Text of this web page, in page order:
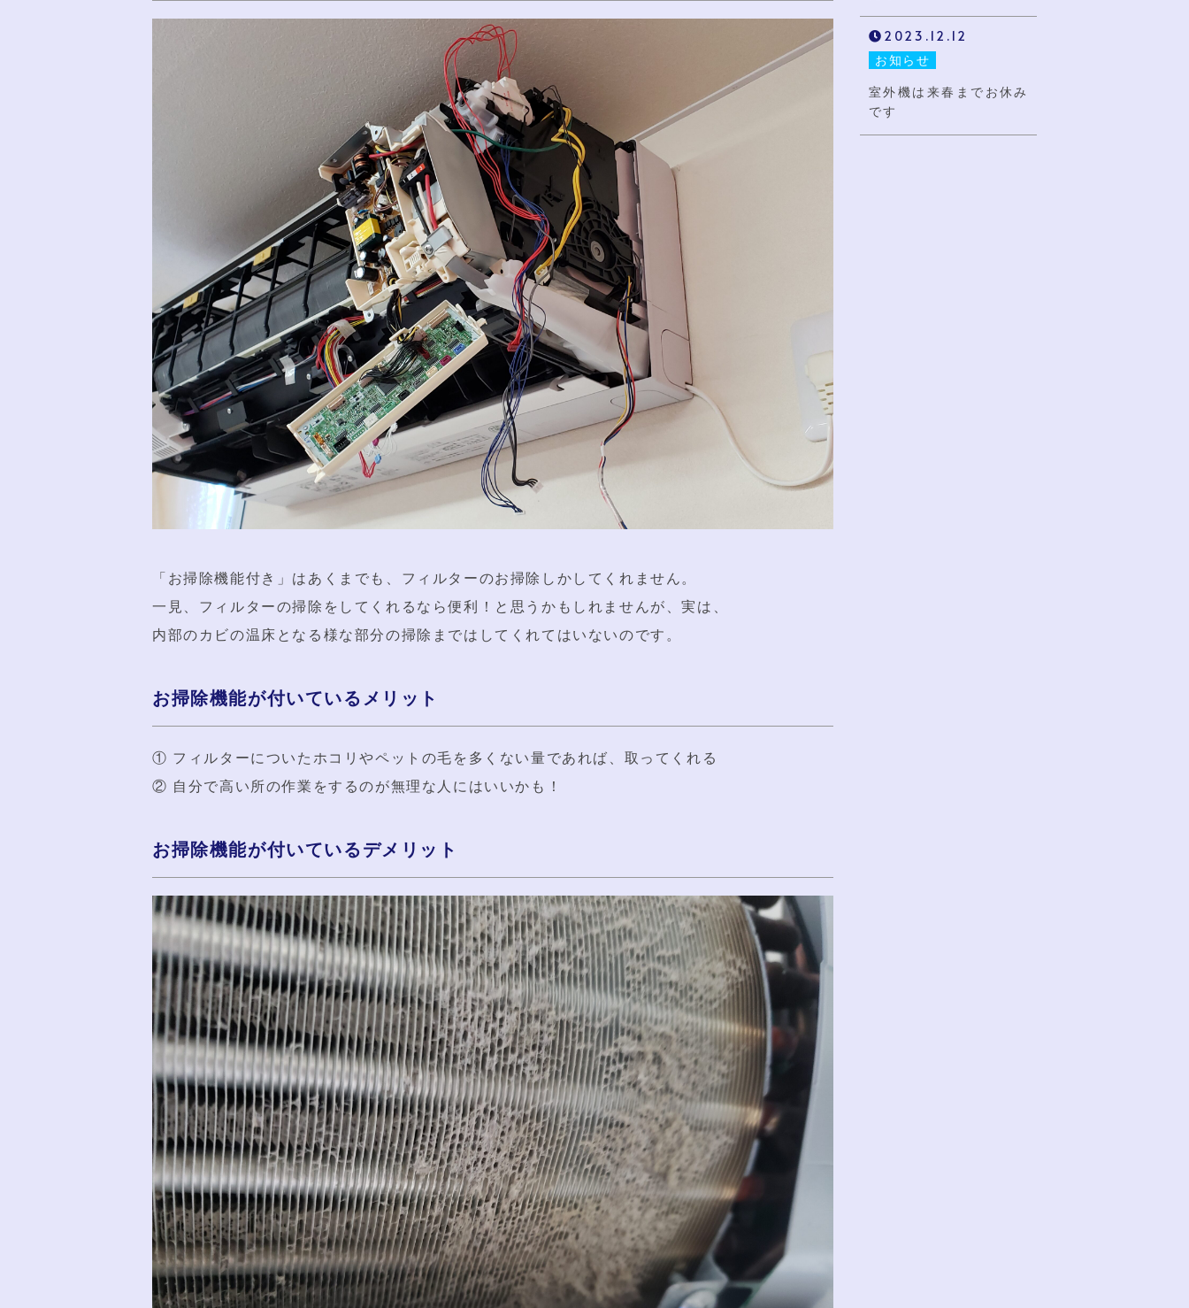
「お掃除機能付き」はあくまでも、フィルターのお掃除しかしてくれません。
一見、フィルターの掃除をしてくれるなら便利！と思うかもしれませんが、実は、
内部のカビの温床となる様な部分の掃除まではしてくれてはいないのです。
お掃除機能が付いているメリット
① フィルターについたホコリやペットの毛を多くない量であれば、取ってくれる
② 自分で高い所の作業をするのが無理な人にはいいかも！
お掃除機能が付いているデメリット
2023.12.12
お知らせ
室外機は来春までお休み
です